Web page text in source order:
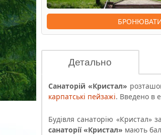
Детально
Санаторій «Кристал»
карпатські пейзажі. Введено в
Будівлясанаторію «Кристал»
санаторії «Кристал» мають